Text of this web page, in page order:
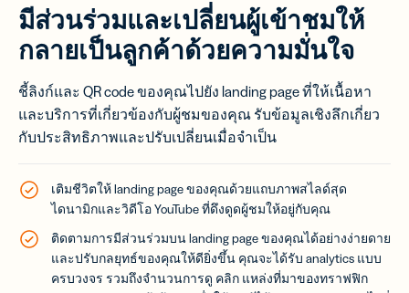
มีส่วนร่วมและเปลี่ยนผู้เข้าชมให้
กลายเป็นลูกค้าด้วยความมั่นใจ
ชี้ลิงก์และ QR code ของคุณไปยัง landing page ที่ให้เนื้อหา
และบริการที่เกี่ยวข้องกับผู้ชมของคุณ รับข้อมูลเชิงลึกเกี่ยว
กับประสิทธิภาพและปรับเปลี่ยนเมื่อจำเป็น
เติมชีวิตให้ landing page ของคุณด้วยแถบภาพสไลด์สุด
ไดนามิกและวิดีโอ YouTube ที่ดึงดูดผู้ชมให้อยู่กับคุณ
ติดตามการมีส่วนร่วมบน landing page ของคุณได้อย่างง่ายดาย
และปรับกลยุทธ์ของคุณให้ดียิ่งขึ้น คุณจะได้รับ analytics แบบ
ครบวงจร รวมถึงจำนวนการดู คลิก แหล่งที่มาของทราฟฟิก